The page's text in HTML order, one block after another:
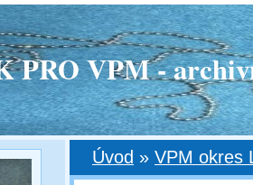
PRO VPM -
Úvod » VPM okres